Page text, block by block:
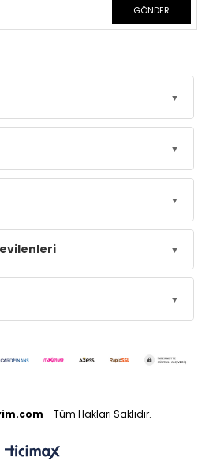
GÖNDER
- Tüm Hakları Saklıdır.